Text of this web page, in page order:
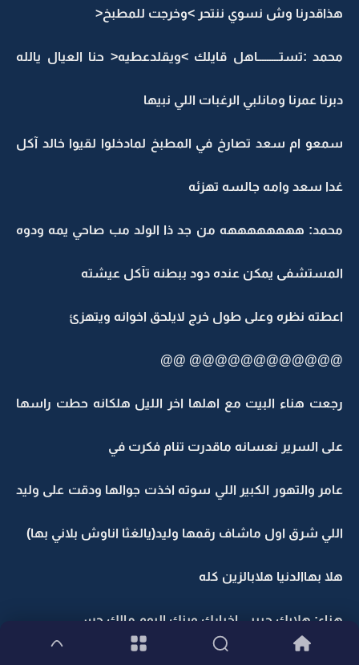
هذاقدرنا وش نسوي ننتحر >وخرجت للمطبخ<
محمد :تستـــــــــاهل قايلك >ويقلدعطيه< حنا العيال يالله
دبرنا عمرنا ومانلبي الرغبات اللي نبيها
سمعو ام سعد تصارخ في المطبخ لمادخلوا لقيوا خالد آكل
غدا سعد وامه جالسه تهزئه
محمد: ههههههههه من جد ذا الولد مب صاحي يمه ودوه
المستشفى يمكن عنده دود ببطنه تآكل عيشته
اعطته نظره وعلى طول خرج لايلحق اخوانه ويتهزئ
@@@@@@@@@@@@ @@
رجعت هناء البيت مع اهلها اخر الليل هلكانه حطت راسها
على السرير نعسانه ماقدرت تنام فكرت في
عامر والتهور الكبير اللي سوته اخذت جوالها ودقت على وليد
اللي شرق اول ماشاف رقمها وليد(يالغثا اناوش بلاني بها)
هلا بهاالدنيا هلابالزين كله
هناء: هلابك حبيبي اخبارك وينك اليوم مالك حس